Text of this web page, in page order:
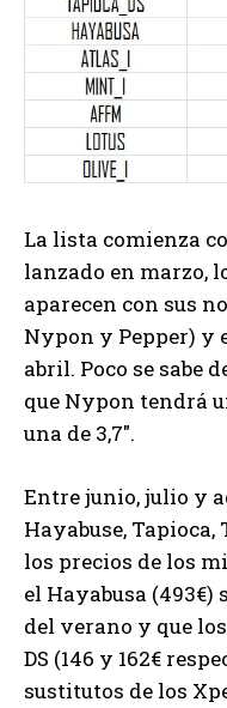
La lista comienza
lanzado en marzo,
aparecen con sus
Nypon y Pepper) y
abril. Poco se sabe
que Nypon tendrá
una de 3,7″.
Entre junio, julio y
Hayabuse, Tapioca,
los precios de los
el Hayabusa
del verano y que
DS (146 y 162€
sustitutos de los